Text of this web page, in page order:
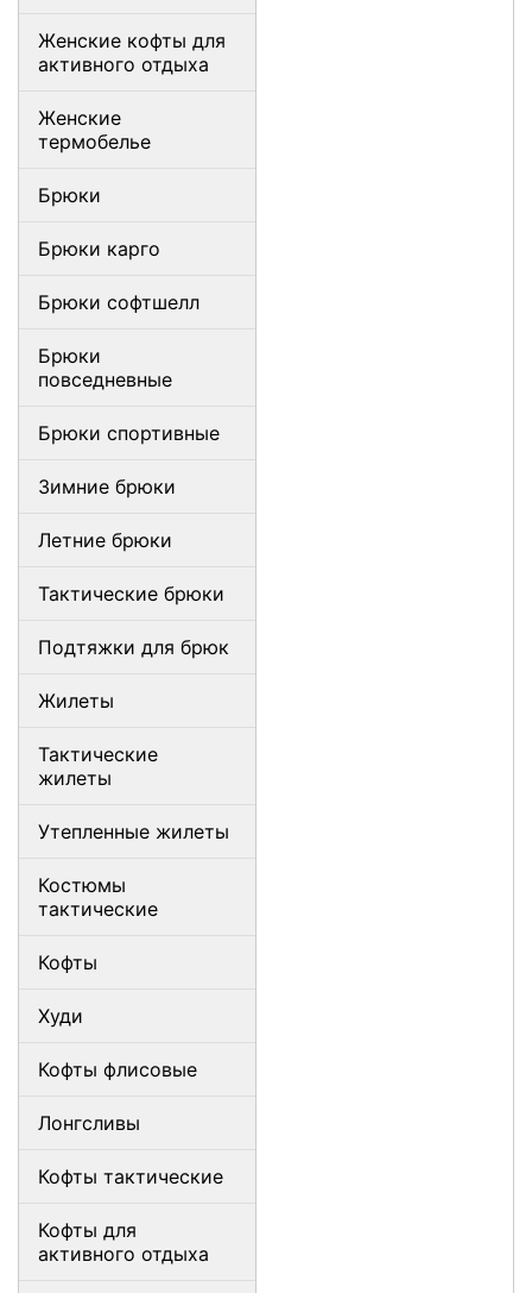
Женские кофты для
активного отдыха
Женские
термобелье
Брюки
Брюки карго
Брюки софтшелл
Брюки
повседневные
Брюки спортивные
Зимние брюки
Летние брюки
Тактические брюки
Подтяжки для брюк
Жилеты
Тактические
жилеты
Утепленные жилеты
Костюмы
тактические
Кофты
Худи
Кофты флисовые
Лонгсливы
Кофты тактические
Кофты для
активного отдыха